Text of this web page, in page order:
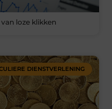
loze klikken
DIENSTVERLENING